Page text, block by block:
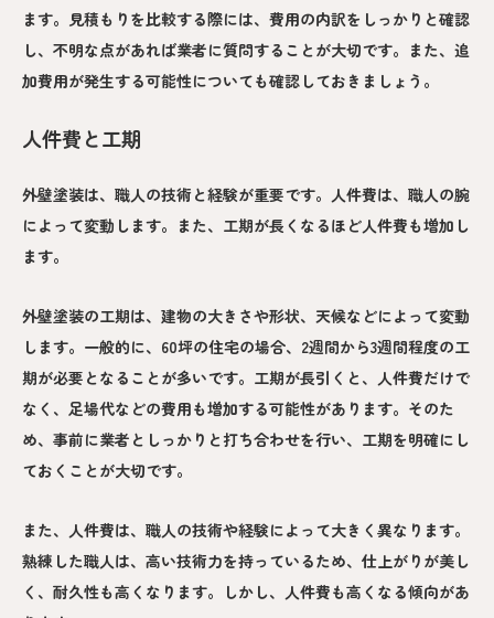
ます。見積もりを比較する際には、費用の内訳をしっかりと確認
し、不明な点があれば業者に質問することが大切です。また、追
加費用が発生する可能性についても確認しておきましょう。
人件費と工期
外壁塗装は、職人の技術と経験が重要です。人件費は、職人の腕
によって変動します。また、工期が長くなるほど人件費も増加し
ます。
外壁塗装の工期は、建物の大きさや形状、天候などによって変動
します。一般的に、60坪の住宅の場合、2週間から3週間程度の工
期が必要となることが多いです。工期が長引くと、人件費だけで
なく、足場代などの費用も増加する可能性があります。そのた
め、事前に業者としっかりと打ち合わせを行い、工期を明確にし
ておくことが大切です。
また、人件費は、職人の技術や経験によって大きく異なります。
熟練した職人は、高い技術力を持っているため、仕上がりが美し
く、耐久性も高くなります。しかし、人件費も高くなる傾向があ